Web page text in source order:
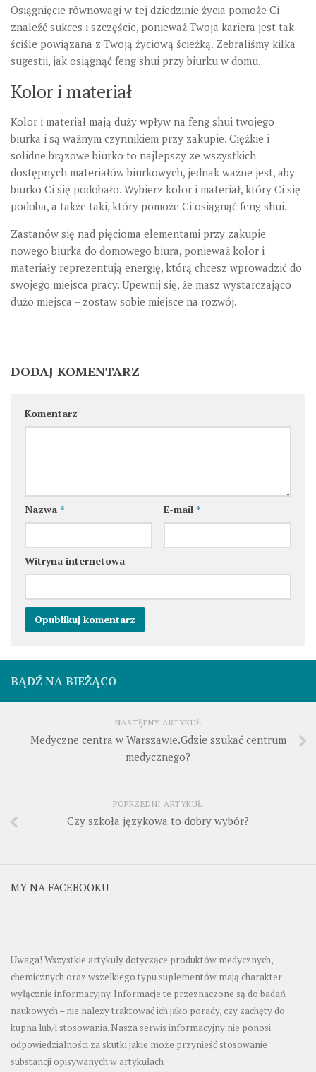
Osiągnięcie równowagi w tej dziedzinie życia pomoże Ci
znaleźć sukces i szczęście, ponieważ Twoja kariera jest tak
ściśle powiązana z Twoją życiową ścieżką. Zebraliśmy kilka
sugestii, jak osiągnąć feng shui przy biurku w domu.
Kolor i materiał
Kolor i materiał mają duży wpływ na feng shui twojego
biurka i są ważnym czynnikiem przy zakupie. Ciężkie i
solidne brązowe biurko to najlepszy ze wszystkich
dostępnych materiałów biurkowych, jednak ważne jest, aby
biurko Ci się podobało. Wybierz kolor i materiał, który Ci się
podoba, a także taki, który pomoże Ci osiągnąć feng shui.
Zastanów się nad pięcioma elementami przy zakupie
nowego biurka do domowego biura, ponieważ kolor i
materiały reprezentują energię, którą chcesz wprowadzić do
swojego miejsca pracy. Upewnij się, że masz wystarczająco
dużo miejsca – zostaw sobie miejsce na rozwój.
DODAJ KOMENTARZ
Komentarz
Nazwa * E-mail *
Witryna internetowa
BĄDŹ NA BIEŻĄCO
NASTĘPNY ARTYKUŁ
Medyczne centra w Warszawie.Gdzie szukać centrum
medycznego?
POPRZEDNI ARTYKUŁ
Czy szkoła językowa to dobry wybór?
MY NA FACEBOOKU
Uwaga! Wszystkie artykuły dotyczące produktów medycznych,
chemicznych oraz wszelkiego typu suplementów mają charakter
wyłącznie informacyjny. Informacje te przeznaczone są do badań
naukowych – nie należy traktować ich jako porady, czy zachęty do
kupna lub/i stosowania. Nasza serwis informacyjny nie ponosi
odpowiedzialności za skutki jakie może przynieść stosowanie
substancji opisywanych w artykułach